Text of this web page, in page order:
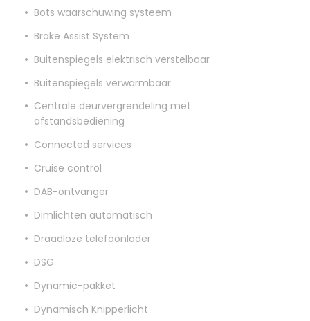
Bots waarschuwing systeem
Brake Assist System
Buitenspiegels elektrisch verstelbaar
Buitenspiegels verwarmbaar
Centrale deurvergrendeling met
afstandsbediening
Connected services
Cruise control
DAB-ontvanger
Dimlichten automatisch
Draadloze telefoonlader
DSG
Dynamic-pakket
Dynamisch Knipperlicht